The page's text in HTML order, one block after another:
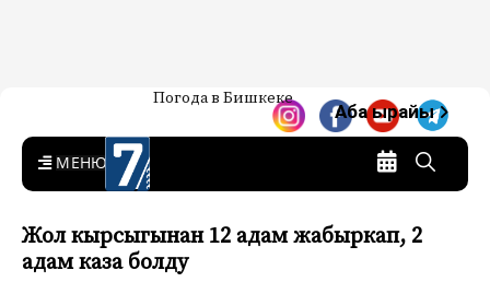
7-канал. Жаңылыктар —
Кыргызстан
Жаңылыктар — Кыргызстан
Погода в Бишкеке
Аба ырайы
MENU
Жол кырсыгынан 12 адам жабыркап, 2
адам каза болду